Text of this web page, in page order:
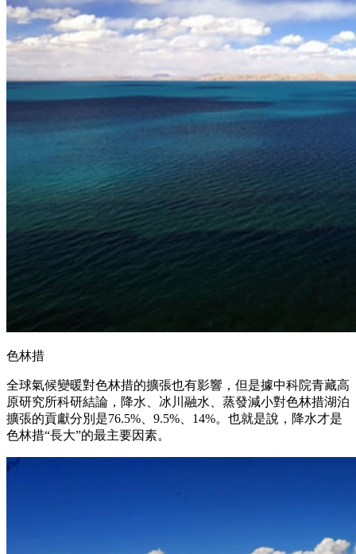
色林措
全球氣候變暖對色林措的擴張也有影響，但是據中科院青藏高
原研究所科研結論，降水、冰川融水、蒸發減小對色林措湖泊
擴張的貢獻分別是76.5%、9.5%、14%。也就是說，降水才是
色林措“長大”的最主要因素。